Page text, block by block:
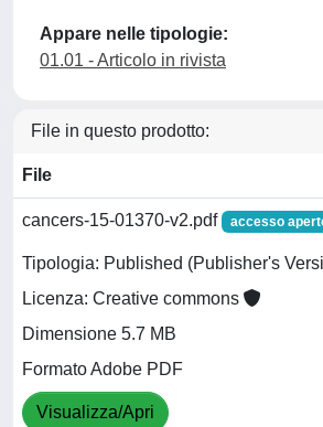
Appare nelle tipologie:
01.01 - Articolo in rivista
File in questo prodotto:
File
cancers-15-01370-v2.pdf accesso
Tipologia: Published (Publisher's
Licenza: Creative commons
Dimensione 5.7 MB
Formato Adobe PDF
Visualizza/Apri